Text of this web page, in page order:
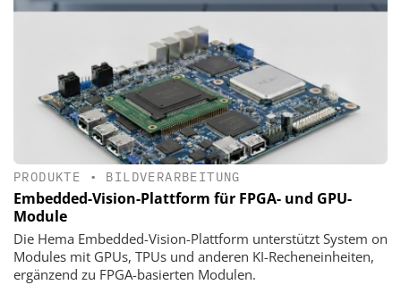
PRODUKTE • BILDVERARBEITUNG
Embedded-Vision-Plattform für FPGA- und GPU-
Module
Die Hema Embedded-Vision-Plattform unterstützt System on
Modules mit GPUs, TPUs und anderen KI-Recheneinheiten,
ergänzend zu FPGA-basierten Modulen.